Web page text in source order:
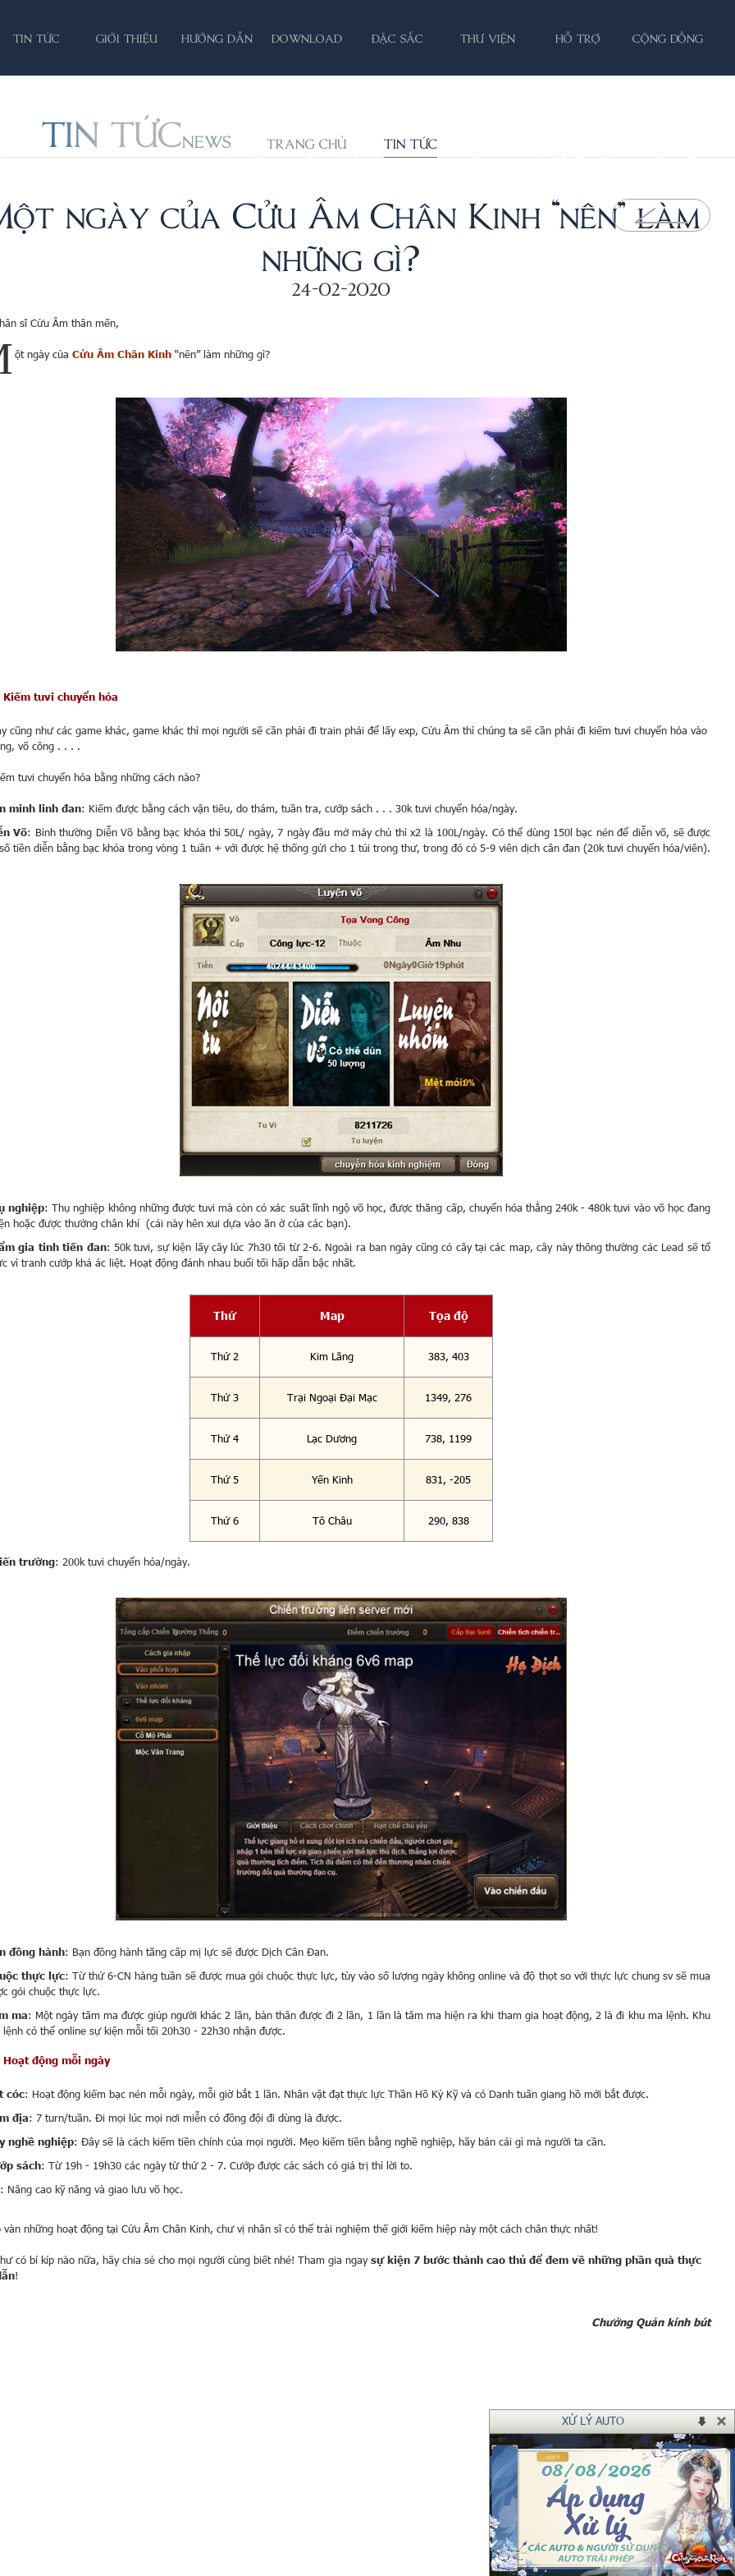
TIN TỨC GIỚI THIỆU HƯỚNG DẪN DOWNLOAD ĐẶC SẮC THƯ VIỆN HỖ TRỢ CỘNG ĐỒNG
TIN TỨCNEWS TRANG CHỦ TIN TỨC
ngày của Cửu Âm Chân Kinh “nên” làm
những gì?
24-02-2020
sĩ Cửu Âm thân mến,
ột ngày của Cửu Âm Chân Kinh“nên” làm những gì?
Kiếm tuvi chuyển hóa
cũng như các game khác, game khác thì mọi người sẽ cần phải đi train phái để lấy exp, Cửu Âm thì chúng ta sẽ cần phải đi kiếm tuvi chuyển hóa vào
võ công . . . .
tuvi chuyển hóa bằng những cách nào?
minh linh đan: Kiếm được bằng cách vận tiêu, do thám, tuần tra, cướp sách . . . 30k tuvi chuyển hóa/ngày.
Võ: Bình thường Diễn Võ bằng bạc khóa thì 50L/ ngày, 7 ngày đầu mở máy chủ thì x2 là 100L/ngày. Có thể dùng 150l bạc nén để diễn võ, sẽ được
tiền diễn bằng bạc khóa trong vòng 1 tuần + với được hệ thống gửi cho 1 túi trong thư, trong đó có 5-9 viên dịch cân đan (20k tuvi chuyển hóa/viên).
nghiệp: Thụ nghiệp không những được tuvi mà còn có xác suất lĩnh ngộ võ học, được thăng cấp, chuyển hóa thẳng 240k - 480k tuvi vào võ học đang
hoặc được thưởng chân khí (cái này hên xui dựa vào ăn ở của các bạn).
gia tinh tiến đan: 50k tuvi, sự kiện lấy cây lúc 7h30 tối từ 2-6. Ngoài ra ban ngày cũng có cây tại các map, cây này thông thường các Lead sẽ tổ
vì tranh cướp khá ác liệt. Hoạt động đánh nhau buổi tối hấp dẫn bậc nhất.
Thứ Map Tọa độ
Thứ 2 Kim Lăng 383, 403
Thứ 3 Trại Ngoại Đại Mạc 1349, 276
Thứ 4 Lạc Dương 738, 1199
Thứ 5 Yến Kinh 831, -205
Thứ 6 Tô Châu 290, 838
trường: 200k tuvi chuyển hóa/ngày.
đồng hành: Bạn đồng hành tăng cấp mị lực sẽ được Dịch Cân Đan.
thực lực: Từ thứ 6-CN hàng tuần sẽ được mua gói chuộc thực lực, tùy vào số lượng ngày không online và độ thọt so với thực lực chung sv sẽ mua
gói chuộc thực lực.
ma: Một ngày tâm ma được giúp người khác 2 lần, bản thân được đi 2 lần, 1 lần là tâm ma hiện ra khi tham gia hoạt động, 2 là đi khu ma lệnh. Khu
lệnh có thể online sự kiện mỗi tối 20h30 - 22h30 nhận được.
Hoạt động mỗi ngày
cóc: Hoạt động kiếm bạc nén mỗi ngày, mỗi giờ bắt 1 lần. Nhân vật đạt thực lực Thần Hồ Kỳ Kỹ và có Danh tuấn giang hồ mới bắt được.
địa: 7 turn/tuần. Đi mọi lúc mọi nơi miễn có đồng đội đi dùng là được.
nghề nghiệp: Đây sẽ là cách kiếm tiền chính của mọi người. Mẹo kiếm tiền bằng nghề nghiệp, hãy bán cái gì mà người ta cần.
sách: Từ 19h - 19h30 các ngày từ thứ 2 - 7. Cướp được các sách có giá trị thì lời to.
: Nâng cao kỹ năng và giao lưu võ học.
vàn những hoạt động tại Cửu Âm Chân Kinh, chư vị nhân sĩ có thể trải nghiệm thế giới kiếm hiệp này một cách chân thực nhất!
có bí kíp nào nữa, hãy chia sẻ cho mọi người cùng biết nhé! Tham gia ngaysự kiện 7 bước thành cao thủ để đem về những phần quà thực
!
Chưởng Quản kính bút
XỬ LÝ AUTO